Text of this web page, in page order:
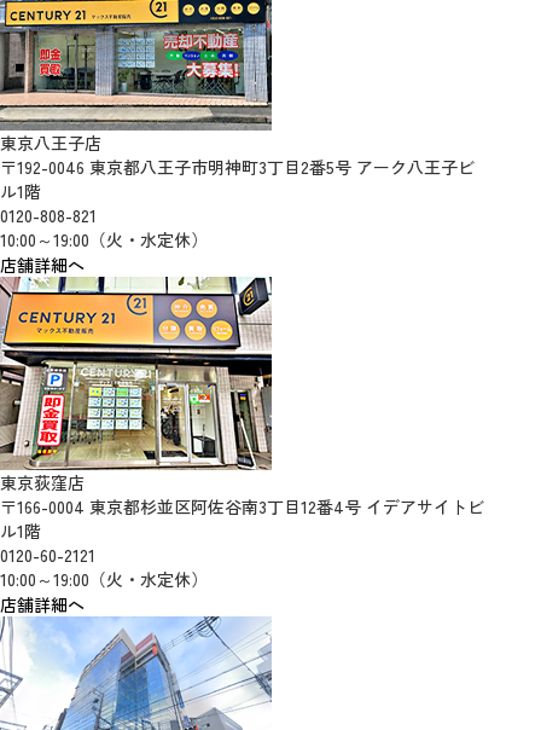
東京八王子店
〒192-0046 東京都八王子市明神町3丁目2番5号 アーク八王子ビ
ル1階
0120-808-821
10:00～19:00（火・水定休）
店舗詳細へ
東京荻窪店
〒166-0004 東京都杉並区阿佐谷南3丁目12番4号 イデアサイトビ
ル1階
0120-60-2121
10:00～19:00（火・水定休）
店舗詳細へ